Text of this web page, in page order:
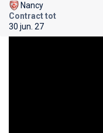
Nancy
Contract tot
30 jun. 27